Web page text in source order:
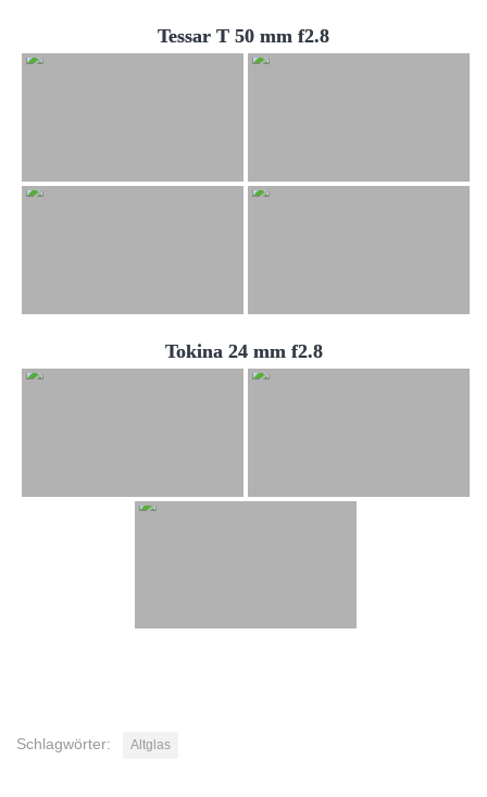
Tessar T 50 mm f2.8
Tokina 24 mm f2.8
Schlagwörter: Altglas